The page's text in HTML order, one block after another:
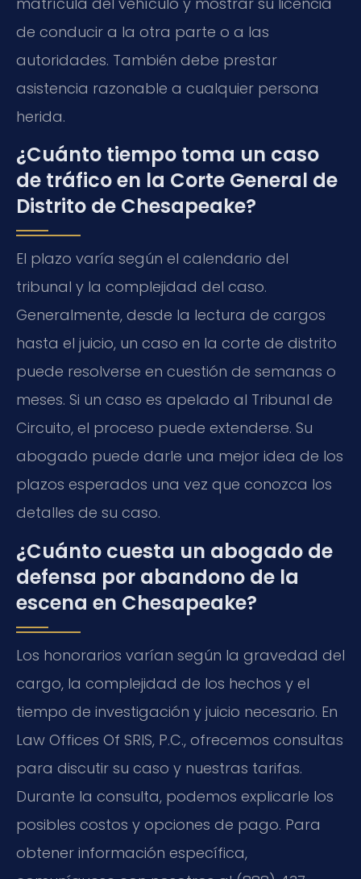
de conducir a la otra parte o a las
autoridades. También debe prestar
asistencia razonable a cualquier persona
herida.
¿Cuánto tiempo toma un caso
de tráfico en la Corte General de
Distrito de Chesapeake?
El plazo varía según el calendario del
tribunal y la complejidad del caso.
Generalmente, desde la lectura de cargos
hasta el juicio, un caso en la corte de distrito
puede resolverse en cuestión de semanas o
meses. Si un caso es apelado al Tribunal de
Circuito, el proceso puede extenderse. Su
abogado puede darle una mejor idea de los
plazos esperados una vez que conozca los
detalles de su caso.
¿Cuánto cuesta un abogado de
defensa por abandono de la
escena en Chesapeake?
Los honorarios varían según la gravedad del
cargo, la complejidad de los hechos y el
tiempo de investigación y juicio necesario. En
Law Offices Of SRIS, P.C., ofrecemos consultas
para discutir su caso y nuestras tarifas.
Durante la consulta, podemos explicarle los
posibles costos y opciones de pago. Para
obtener información específica,